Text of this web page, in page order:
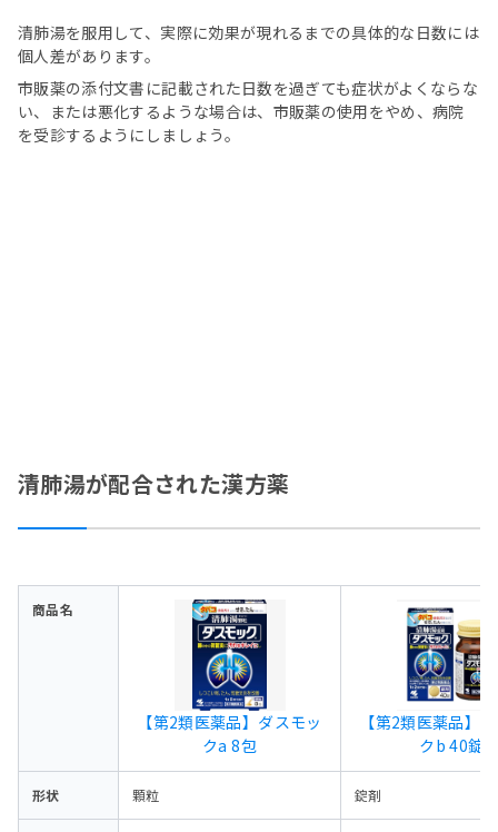
清肺湯を服用して、実際に効果が現れるまでの具体的な日数には
個人差があります。
市販薬の添付文書に記載された日数を過ぎても症状がよくならな
い、または悪化するような場合は、市販薬の使用をやめ、病院
を受診するようにしましょう。
清肺湯が配合された漢方薬
商品名
【第2類医薬品】ダスモッ
クa 8包
【第2類医薬品】
クb 40錠
形状 顆粒 錠剤